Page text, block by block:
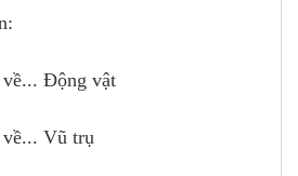
Động vật
Vũ trụ